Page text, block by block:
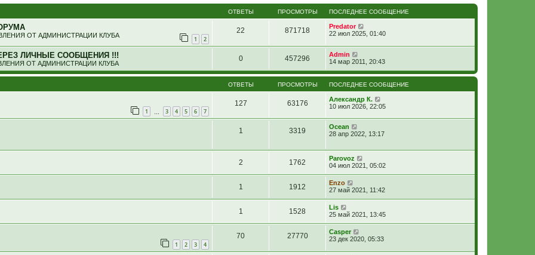
ОТВЕТЫ ПРОСМОТРЫ ПОСЛЕДНЕЕ СООБЩЕНИЕ
ОТ АДМИНИСТРАЦИИ КЛУБА 1 2
22 871718
Predator
22 июл 2025, 01:40
ЛИЧНЫЕ СООБЩЕНИЯ !!!
ОТ АДМИНИСТРАЦИИ КЛУБА
0 457296
Admin
14 мар 2011, 20:43
ОТВЕТЫ ПРОСМОТРЫ ПОСЛЕДНЕЕ СООБЩЕНИЕ
1 3 4 5 6 7
127 63176
Александр К.
10 июл 2026, 22:05
1 3319
Ocean
28 апр 2022, 13:17
2 1762
Parovoz
04 июл 2021, 05:02
1 1912
Enzo
27 май 2021, 11:42
1 1528
Lis
25 май 2021, 13:45
1 2 3 4
70 27770
Casper
23 дек 2020, 05:33